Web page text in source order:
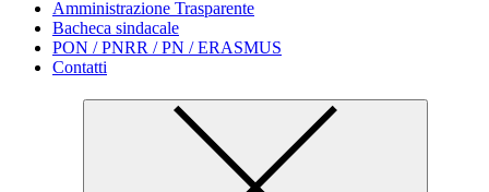
Amministrazione Trasparente
Bacheca sindacale
PON / PNRR / PN / ERASMUS
Contatti